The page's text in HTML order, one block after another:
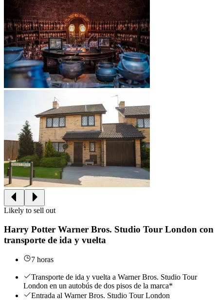
Likely to sell out
Harry Potter Warner Bros. Studio Tour London con
transporte de ida y vuelta
7 horas
Transporte de ida y vuelta a Warner Bros. Studio Tour
London en un autobús de dos pisos de la marca*
Entrada al Warner Bros. Studio Tour London